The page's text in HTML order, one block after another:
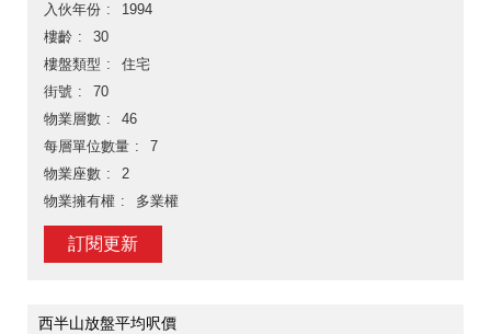
入伙年份
1994
樓齡
30
樓盤類型
住宅
街號
70
物業層數
46
每層單位數量
7
物業座數
2
物業擁有權
多業權
訂閱更新
西半山放盤平均呎價